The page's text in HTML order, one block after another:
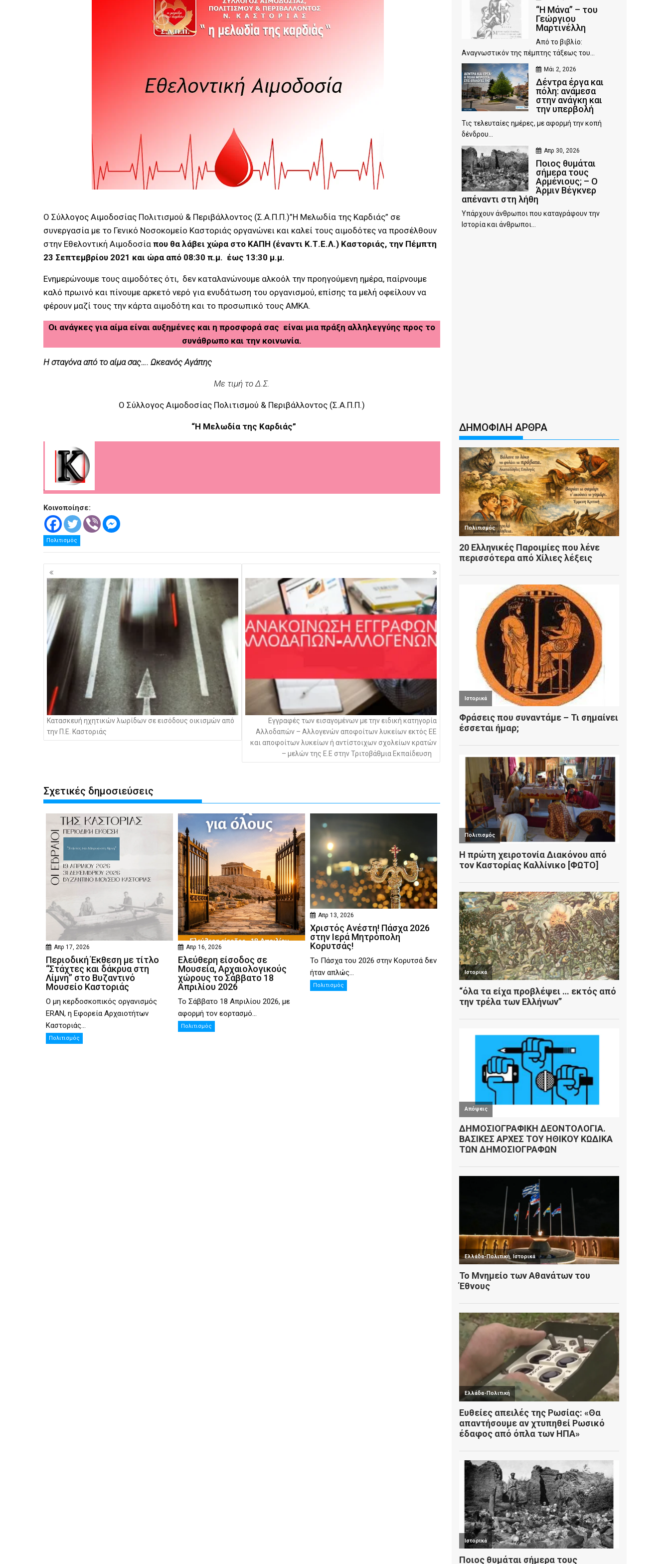
Ο Σύλλογος Αιμοδοσίας Πολιτισμού & Περιβάλλοντος (Σ.Α.Π.Π.)”Η Μελωδία της Καρδιάς” σε
συνεργασία με το Γενικό Νοσοκομείο Καστοριάς οργανώνει και καλεί τους αιμοδότες να προσέλθουν
στην Εθελοντική Αιμοδοσία που θα λάβει χώρα στο ΚΑΠΗ (έναντι Κ.Τ.Ε.Λ.) Καστοριάς, την Πέμπτη
23 Σεπτεμβρίου 2021 και ώρα από 08:30 π.μ. έως 13:30 μ.μ.
Ενημερώνουμε τους αιμοδότες ότι, δεν καταλανώνουμε αλκοόλ την προηγούμενη ημέρα, παίρνουμε
καλό πρωινό και πίνουμε αρκετό νερό για ενυδάτωση του οργανισμού, επίσης τα μελή οφείλουν να
φέρουν μαζί τους την κάρτα αιμοδότη και το προσωπικό τους ΑΜΚΑ.
Οι ανάγκες για αίμα είναι αυξημένες και η προσφορά σας είναι μια πράξη αλληλεγγύης προς το
συνάθρωπο και την κοινωνία.
Η σταγόνα από το αίμα σας…. Ωκεανός Αγάπης
Με τιμή το Δ.Σ.
Ο Σύλλογος Αιμοδοσίας Πολιτισμού & Περιβάλλοντος (Σ.Α.Π.Π.)
“Η Μελωδία της Καρδιάς”
.
Κοινοποίησε:
Πολιτισμός
Πλοήγηση
άρθρων
Κατασκευή ηχητικών λωρίδων σε εισόδους οικισμών από
την Π.Ε. Καστοριάς
Εγγραφές των εισαγομένων με την ειδική κατηγορία
Αλλοδαπών – Αλλογενών αποφοίτων λυκείων εκτός ΕΕ
και αποφοίτων λυκείων ή αντίστοιχων σχολείων κρατών
– μελών της Ε.Ε στην Τριτοβάθμια Εκπαίδευση
Σχετικές δημοσιεύσεις
Απρ 17, 2026
Περιοδική Έκθεση με τίτλο
“Στάχτες και δάκρυα στη
Λίμνη” στο Βυζαντινό
Μουσείο Καστοριάς
Ο μη κερδοσκοπικός οργανισμός
ERAN, η Εφορεία Αρχαιοτήτων
Καστοριάς...
Πολιτισμός
Απρ 16, 2026
Ελεύθερη είσοδος σε
Μουσεία, Αρχαιολογικούς
χώρους το Σάββατο 18
Απριλίου 2026
Το Σάββατο 18 Απριλίου 2026, με
αφορμή τον εορτασμό...
Πολιτισμός
Απρ 13, 2026
Χριστός Ανέστη! Πάσχα 2026
στην Ιερά Μητρόπολη
Κορυτσάς!
Το Πάσχα του 2026 στην Κορυτσά δεν
ήταν απλώς...
Πολιτισμός
“Η Μάνα” – του
Γεώργιου
Μαρτινέλλη
Από το βιβλίο:
Αναγνωστικόν της πέμπτης τάξεως του...
Μάι 2, 2026
Δέντρα έργα και
πόλη: ανάμεσα
στην ανάγκη και
την υπερβολή
Τις τελευταίες ημέρες, με αφορμή την κοπή
δένδρου...
Απρ 30, 2026
Ποιος θυμάται
σήμερα τους
Αρμένιους; – Ο
Άρμιν Βέγκνερ
απέναντι στη λήθη
Υπάρχουν άνθρωποι που καταγράφουν την
Ιστορία και άνθρωποι...
ΔΗΜΟΦΙΛΗ ΑΡΘΡΑ